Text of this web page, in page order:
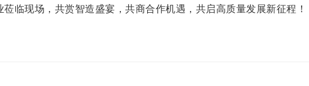
临现场，共赏智造盛宴，共商合作机遇，共启高质量发展新征程！